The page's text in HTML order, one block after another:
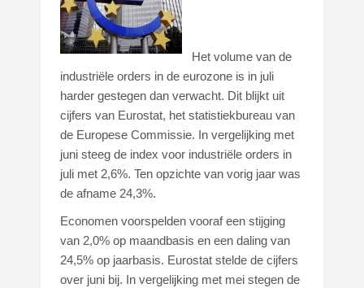
Het volume van de
industriële orders in de eurozone is in juli
harder gestegen dan verwacht. Dit blijkt uit
cijfers van Eurostat, het statistiekbureau van
de Europese Commissie. In vergelijking met
juni steeg de index voor industriële orders in
juli met 2,6%. Ten opzichte van vorig jaar was
de afname 24,3%.
Economen voorspelden vooraf een stijging
van 2,0% op maandbasis en een daling van
24,5% op jaarbasis. Eurostat stelde de cijfers
over juni bij. In vergelijking met mei stegen de